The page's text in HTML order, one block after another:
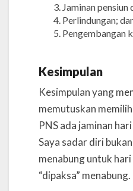
Jaminan pensiun
Perlindungan;
Pengembangan
Kesimpulan
Kesimpulan yang
memutuskan
PNS ada jaminan
Saya sadar diri
menabung untuk
“dipaksa” menabung.